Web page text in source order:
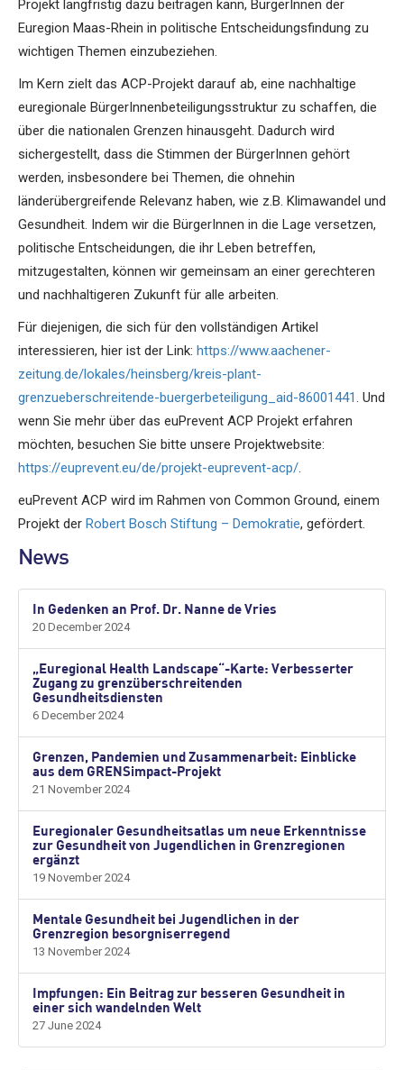
Projekt langfristig dazu beitragen kann, BürgerInnen der
Euregion Maas-Rhein in politische Entscheidungsfindung zu
wichtigen Themen einzubeziehen.
Im Kern zielt das ACP-Projekt darauf ab, eine nachhaltige
euregionale BürgerInnenbeteiligungsstruktur zu schaffen, die
über die nationalen Grenzen hinausgeht. Dadurch wird
sichergestellt, dass die Stimmen der BürgerInnen gehört
werden, insbesondere bei Themen, die ohnehin
länderübergreifende Relevanz haben, wie z.B. Klimawandel und
Gesundheit. Indem wir die BürgerInnen in die Lage versetzen,
politische Entscheidungen, die ihr Leben betreffen,
mitzugestalten, können wir gemeinsam an einer gerechteren
und nachhaltigeren Zukunft für alle arbeiten.
Für diejenigen, die sich für den vollständigen Artikel
interessieren, hier ist der Link: https://www.aachener-
zeitung.de/lokales/heinsberg/kreis-plant-
grenzueberschreitende-buergerbeteiligung_aid-86001441. Und
wenn Sie mehr über das euPrevent ACP Projekt erfahren
möchten, besuchen Sie bitte unsere Projektwebsite:
https://euprevent.eu/de/projekt-euprevent-acp/.
euPrevent ACP wird im Rahmen von Common Ground, einem
Projekt der Robert Bosch Stiftung – Demokratie, gefördert.
News
In Gedenken an Prof. Dr. Nanne de Vries
20 December 2024
„Euregional Health Landscape“-Karte: Verbesserter
Zugang zu grenzüberschreitenden
Gesundheitsdiensten
6 December 2024
Grenzen, Pandemien und Zusammenarbeit: Einblicke
aus dem GRENSimpact-Projekt
21 November 2024
Euregionaler Gesundheitsatlas um neue Erkenntnisse
zur Gesundheit von Jugendlichen in Grenzregionen
ergänzt
19 November 2024
Mentale Gesundheit bei Jugendlichen in der
Grenzregion besorgniserregend
13 November 2024
Impfungen: Ein Beitrag zur besseren Gesundheit in
einer sich wandelnden Welt
27 June 2024